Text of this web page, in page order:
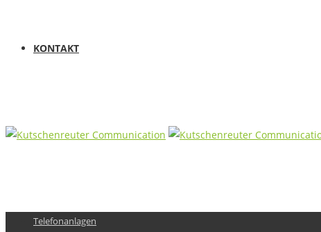
KONTAKT
Telefonanlagen